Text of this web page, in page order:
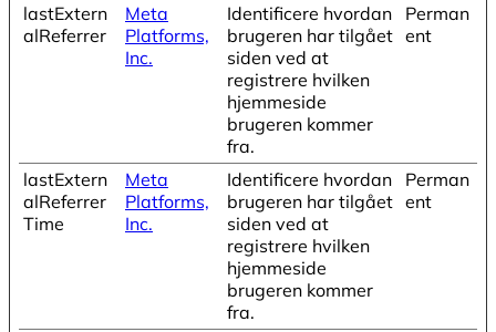
lastExtern
alReferrer
Meta
Platforms,
Inc.
Identificere hvordan
brugeren har tilgået
siden ved at
registrere hvilken
hjemmeside
brugeren kommer
fra.
Perman
ent
lastExtern
alReferrer
Time
Meta
Platforms,
Inc.
Identificere hvordan
brugeren har tilgået
siden ved at
registrere hvilken
hjemmeside
brugeren kommer
fra.
Perman
ent